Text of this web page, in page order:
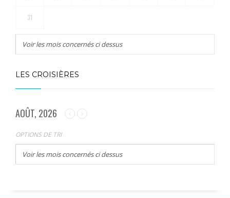
31
Voir les mois concernés ci dessus
LES CROISIÈRES
AOÛT, 2026
OPTIONS DE TRI
Voir les mois concernés ci dessus